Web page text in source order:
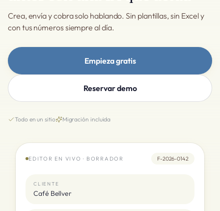
Crea, envía y cobra solo hablando. Sin plantillas, sin Excel y
con tus números siempre al día.
Empieza gratis
Reservar demo
Todo en un sitio Migración incluida
EDITOR EN VIVO · BORRADOR F-2026-0142
CLIENTE
Café Bellver